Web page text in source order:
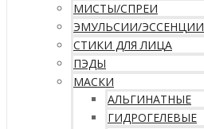
МИСТЫ/СПРЕИ
ЭМУЛЬСИИ/ЭССЕНЦИИ
СТИКИ ДЛЯ ЛИЦА
ПЭДЫ
МАСКИ
АЛЬГИНАТНЫЕ
ГИДРОГЕЛЕВЫЕ